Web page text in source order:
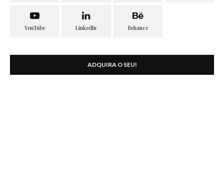
ADQUIRA O SEU!